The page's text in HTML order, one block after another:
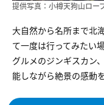
提供写真：小樽天狗山ロー
大自然から名所まで北
て一度は行ってみたい
グルメのジンギスカン
能しながら絶景の感動